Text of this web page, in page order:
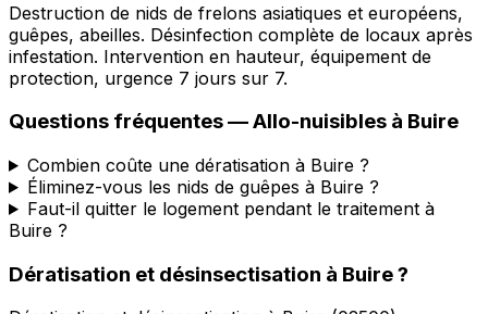
Destruction de nids de frelons asiatiques et européens,
guêpes, abeilles. Désinfection complète de locaux après
infestation. Intervention en hauteur, équipement de
protection, urgence 7 jours sur 7.
Questions fréquentes —Allo-nuisibles à Buire
Combien coûte une dératisation à Buire ?
Éliminez-vous les nids de guêpes à Buire ?
Faut-il quitter le logement pendant le traitement à
Buire ?
Dératisation et désinsectisation à Buire?